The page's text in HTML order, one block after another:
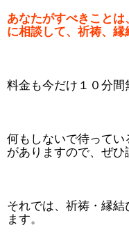
あなたがすべきこと
に相談して、祈祷、縁
料金も今だけ１０分間
何もしないで待って
がありますので、ぜひ
それでは、祈祷・縁
ます。